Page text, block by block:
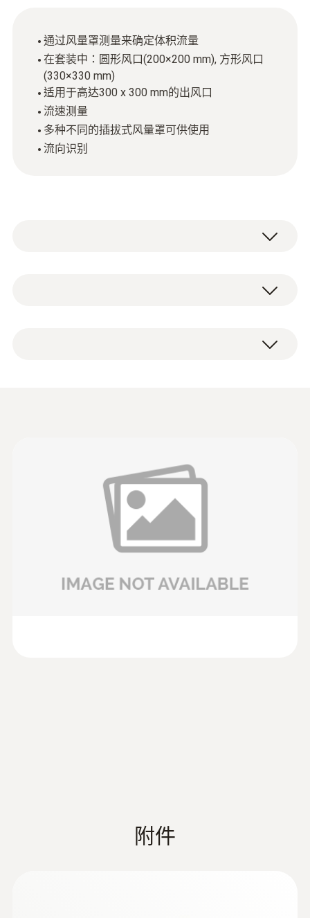
通过风量罩测量来确定体积流量
在套装中：圆形风口(200×200 mm), 方形风口
(330×330 mm)
适用于高达300 x 300 mm的出风口
流速测量
多种不同的插拔式风量罩可供使用
流向识别
测量空气流速和计算通风口处的体积流量。
设备配合使用）可以方便，准确地测量通风格
速仪的叶轮探头（Ø100 mm）相结合。
附件